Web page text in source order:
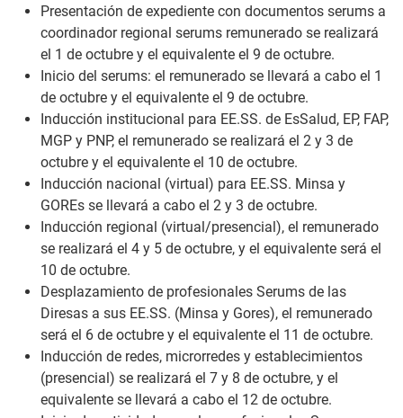
Presentación de expediente con documentos serums a
coordinador regional serums remunerado se realizará
el 1 de octubre y el equivalente el 9 de octubre.
Inicio del serums: el remunerado se llevará a cabo el 1
de octubre y el equivalente el 9 de octubre.
Inducción institucional para EE.SS. de EsSalud, EP, FAP,
MGP y PNP, el remunerado se realizará el 2 y 3 de
octubre y el equivalente el 10 de octubre.
Inducción nacional (virtual) para EE.SS. Minsa y
GOREs se llevará a cabo el 2 y 3 de octubre.
Inducción regional (virtual/presencial), el remunerado
se realizará el 4 y 5 de octubre, y el equivalente será el
10 de octubre.
Desplazamiento de profesionales Serums de las
Diresas a sus EE.SS. (Minsa y Gores), el remunerado
será el 6 de octubre y el equivalente el 11 de octubre.
Inducción de redes, microrredes y establecimientos
(presencial) se realizará el 7 y 8 de octubre, y el
equivalente se llevará a cabo el 12 de octubre.